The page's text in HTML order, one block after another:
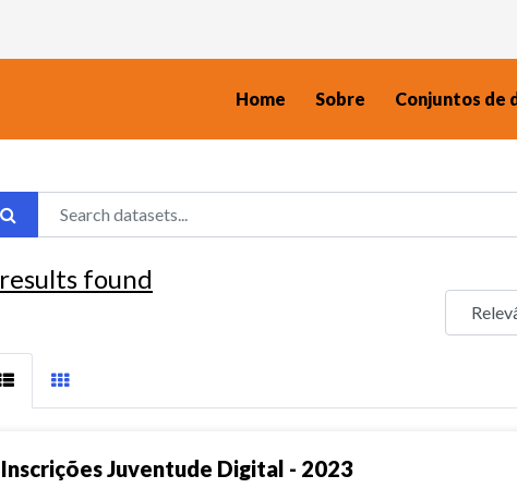
Home Sobre Conjuntos de
results found
Inscrições Juventude Digital - 2023